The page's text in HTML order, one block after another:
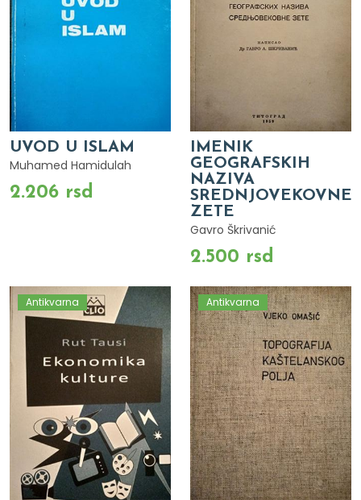
UVOD U ISLAM
Muhamed Hamidulah
2.206 rsd
IMENIK
GEOGRAFSKIH
NAZIVA
SREDNJOVEKOVNE
ZETE
Gavro Škrivanić
2.500 rsd
Antikvarna Antikvarna